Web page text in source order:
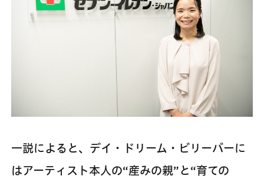
一説によると、デイ・ドリーム・ビリーバーに
はアーティスト本人の“産みの親”と“育ての